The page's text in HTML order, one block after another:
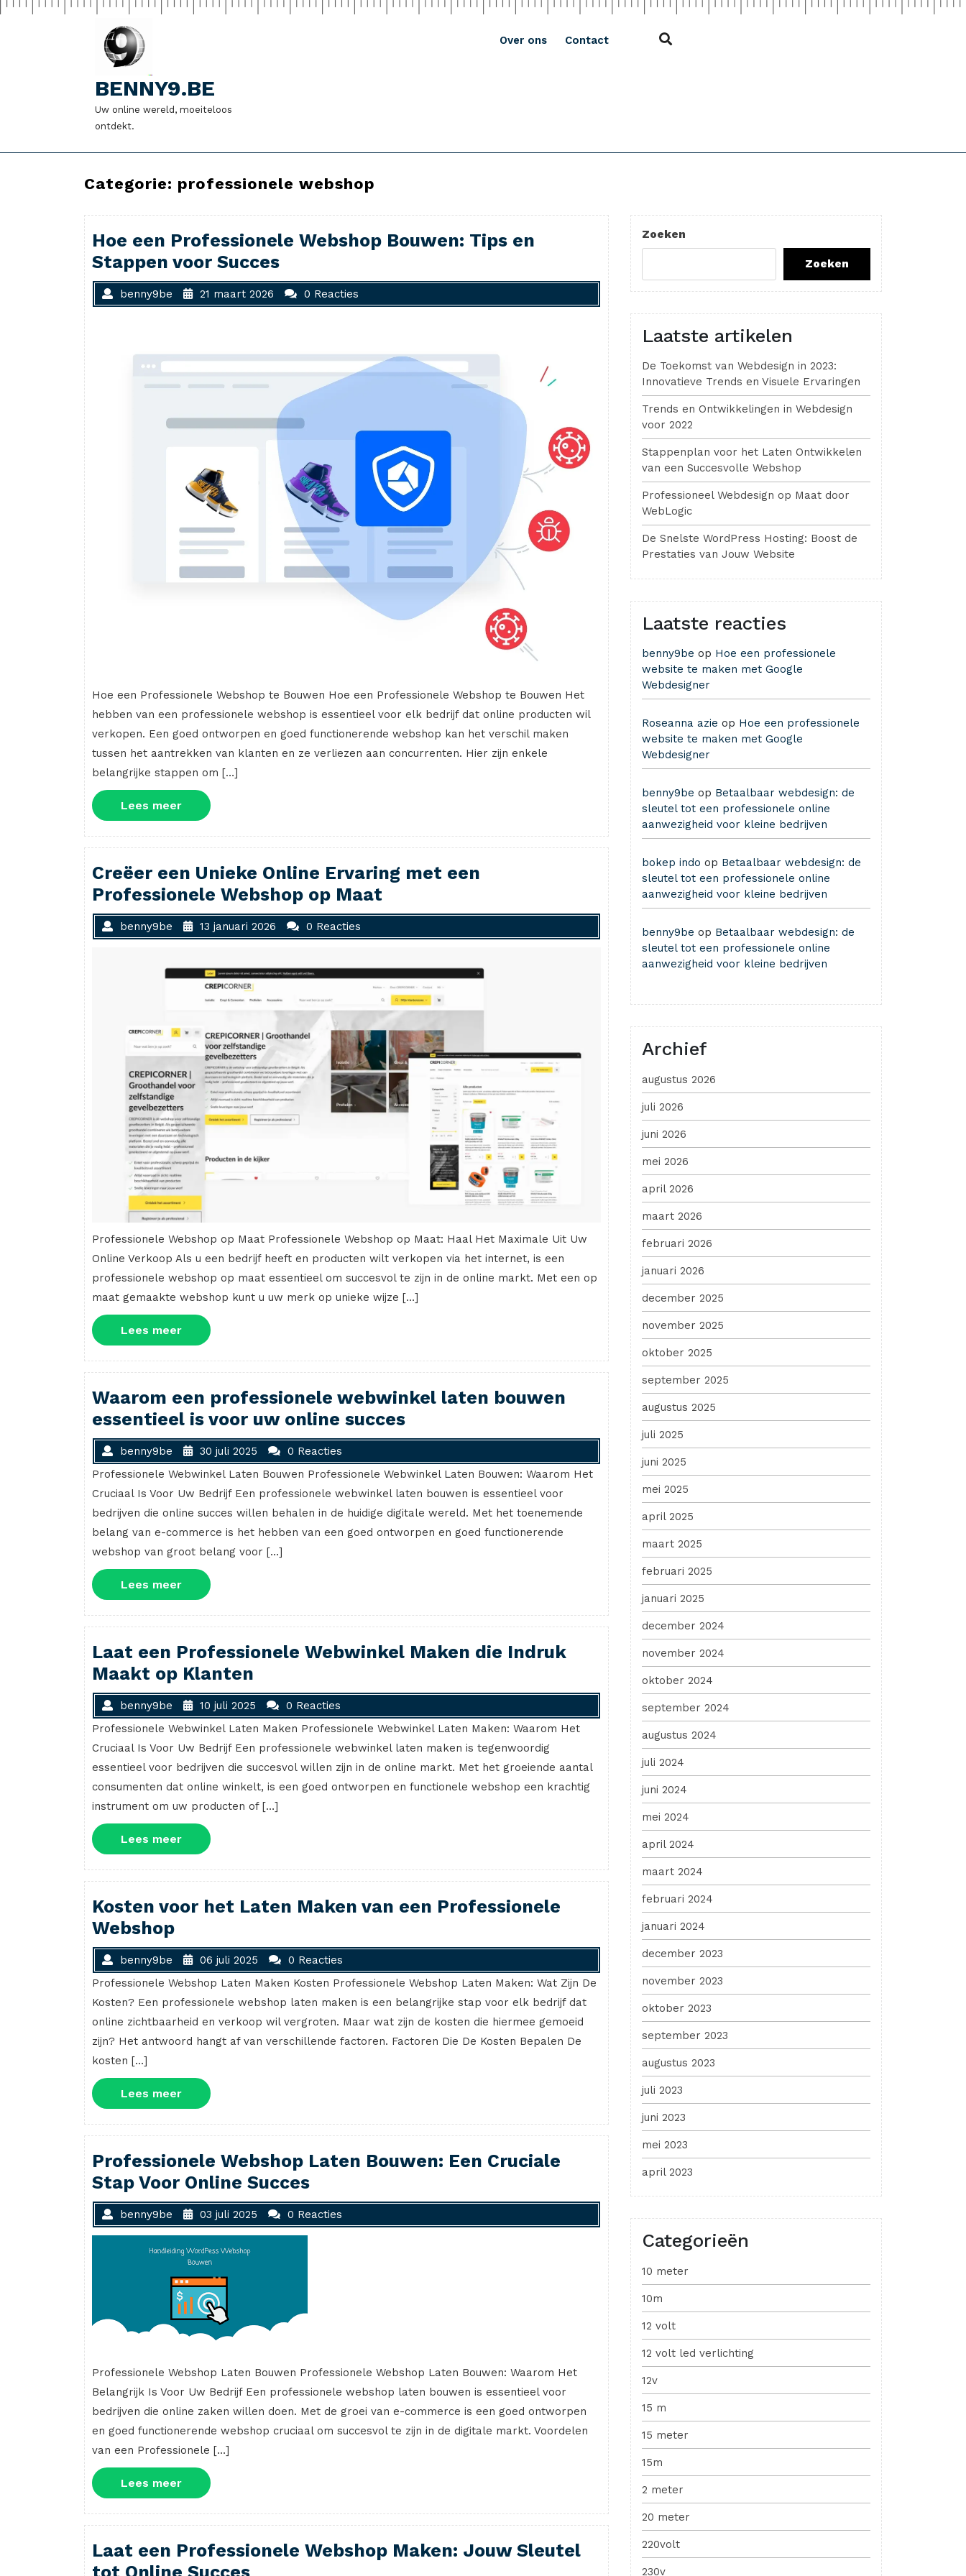
Naar
BENNY9.BE
Uw online wereld, moeiteloos
ontdekt.
Over ons Contact
Categorie: professionele webshop
Hoe een Professionele Webshop Bouwen: Tips en
Stappen voor Succes
benny9be 21 maart 2026 0 Reacties
Hoe een Professionele Webshop te Bouwen Hoe een Professionele Webshop te Bouwen Het
hebben van een professionele webshop is essentieel voor elk bedrijf dat online producten wil
verkopen. Een goed ontworpen en goed functionerende webshop kan het verschil maken
tussen het aantrekken van klanten en ze verliezen aan concurrenten. Hier zijn enkele
belangrijke stappen om […]
Lees meerLees
meer
Creëer een Unieke Online Ervaring met een
Professionele Webshop op Maat
benny9be 13 januari 2026 0 Reacties
Professionele Webshop op Maat Professionele Webshop op Maat: Haal Het Maximale Uit Uw
Online Verkoop Als u een bedrijf heeft en producten wilt verkopen via het internet, is een
professionele webshop op maat essentieel om succesvol te zijn in de online markt. Met een op
maat gemaakte webshop kunt u uw merk op unieke wijze […]
Lees meerLees
meer
Waarom een professionele webwinkel laten bouwen
essentieel is voor uw online succes
benny9be 30 juli 2025
0 Reacties
Professionele Webwinkel Laten Bouwen Professionele Webwinkel Laten Bouwen: Waarom Het
Cruciaal Is Voor Uw Bedrijf Een professionele webwinkel laten bouwen is essentieel voor
bedrijven die online succes willen behalen in de huidige digitale wereld. Met het toenemende
belang van e-commerce is het hebben van een goed ontworpen en goed functionerende
webshop van groot belang voor […]
Lees meerLees
meer
Laat een Professionele Webwinkel Maken die Indruk
Maakt op Klanten
benny9be 10 juli 2025
0 Reacties
Professionele Webwinkel Laten Maken Professionele Webwinkel Laten Maken: Waarom Het
Cruciaal Is Voor Uw Bedrijf Een professionele webwinkel laten maken is tegenwoordig
essentieel voor bedrijven die succesvol willen zijn in de online markt. Met het groeiende aantal
consumenten dat online winkelt, is een goed ontworpen en functionele webshop een krachtig
instrument om uw producten of […]
Lees meerLees
meer
Kosten voor het Laten Maken van een Professionele
Webshop
benny9be 06 juli 2025
0 Reacties
Professionele Webshop Laten Maken Kosten Professionele Webshop Laten Maken: Wat Zijn De
Kosten? Een professionele webshop laten maken is een belangrijke stap voor elk bedrijf dat
online zichtbaarheid en verkoop wil vergroten. Maar wat zijn de kosten die hiermee gemoeid
zijn? Het antwoord hangt af van verschillende factoren. Factoren Die De Kosten Bepalen De
kosten […]
Lees meerLees
meer
Professionele Webshop Laten Bouwen: Een Cruciale
Stap Voor Online Succes
benny9be 03 juli 2025 0 Reacties
Professionele Webshop Laten Bouwen Professionele Webshop Laten Bouwen: Waarom Het
Belangrijk Is Voor Uw Bedrijf Een professionele webshop laten bouwen is essentieel voor
bedrijven die online zaken willen doen. Met de groei van e-commerce is een goed ontworpen
en goed functionerende webshop cruciaal om succesvol te zijn in de digitale markt. Voordelen
van een Professionele […]
Lees meerLees
meer
Laat een Professionele Webshop Maken: Jouw Sleutel
Zoeken
Zoeken
Laatste artikelen
De Toekomst van Webdesign in 2023:
Innovatieve Trends en Visuele Ervaringen
Trends en Ontwikkelingen in Webdesign
voor 2022
Stappenplan voor het Laten Ontwikkelen
van een Succesvolle Webshop
Professioneel Webdesign op Maat door
WebLogic
De Snelste WordPress Hosting: Boost de
Prestaties van Jouw Website
Laatste reacties
benny9be op Hoe een professionele
website te maken met Google
Webdesigner
Roseanna azie op Hoe een professionele
website te maken met Google
Webdesigner
benny9be op Betaalbaar webdesign: de
sleutel tot een professionele online
aanwezigheid voor kleine bedrijven
bokep indo op Betaalbaar webdesign: de
sleutel tot een professionele online
aanwezigheid voor kleine bedrijven
benny9be op Betaalbaar webdesign: de
sleutel tot een professionele online
aanwezigheid voor kleine bedrijven
Archief
augustus 2026
juli 2026
juni 2026
mei 2026
april 2026
maart 2026
februari 2026
januari 2026
december 2025
november 2025
oktober 2025
september 2025
augustus 2025
juli 2025
juni 2025
mei 2025
april 2025
maart 2025
februari 2025
januari 2025
december 2024
november 2024
oktober 2024
september 2024
augustus 2024
juli 2024
juni 2024
mei 2024
april 2024
maart 2024
februari 2024
januari 2024
december 2023
november 2023
oktober 2023
september 2023
augustus 2023
juli 2023
juni 2023
mei 2023
april 2023
Categorieën
10 meter
10m
12 volt
12 volt led verlichting
12v
15 m
15 meter
15m
2 meter
20 meter
220volt
230v